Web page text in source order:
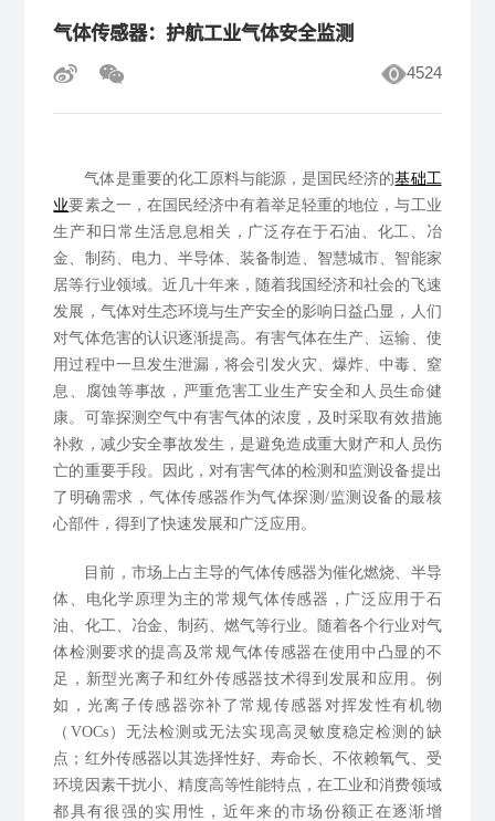
气体传感器：护航工业气体安全监测
4524
气体是重要的化工原料与能源，是国民经济的基础工
业要素之一，在国民经济中有着举足轻重的地位，与工业
生产和日常生活息息相关，广泛存在于石油、化工、冶
金、制药、电力、半导体、装备制造、智慧城市、智能家
居等行业领域。近几十年来，随着我国经济和社会的飞速
发展，气体对生态环境与生产安全的影响日益凸显，人们
对气体危害的认识逐渐提高。有害气体在生产、运输、使
用过程中一旦发生泄漏，将会引发火灾、爆炸、中毒、窒
息、腐蚀等事故，严重危害工业生产安全和人员生命健
康。可靠探测空气中有害气体的浓度，及时采取有效措施
补救，减少安全事故发生，是避免造成重大财产和人员伤
亡的重要手段。因此，对有害气体的检测和监测设备提出
了明确需求，气体传感器作为气体探测/监测设备的最核
心部件，得到了快速发展和广泛应用。
目前，市场上占主导的气体传感器为催化燃烧、半导
体、电化学原理为主的常规气体传感器，广泛应用于石
油、化工、冶金、制药、燃气等行业。随着各个行业对气
体检测要求的提高及常规气体传感器在使用中凸显的不
足，新型光离子和红外传感器技术得到发展和应用。例
如，光离子传感器弥补了常规传感器对挥发性有机物
（VOCs）无法检测或无法实现高灵敏度稳定检测的缺
点； 红外传感器以其选择性好、寿命长、不依赖氧气、受
环境因素干扰小、精度高等性能特点，在工业和消费领域
都具有很强的实用性，近年来的市场份额正在逐渐增